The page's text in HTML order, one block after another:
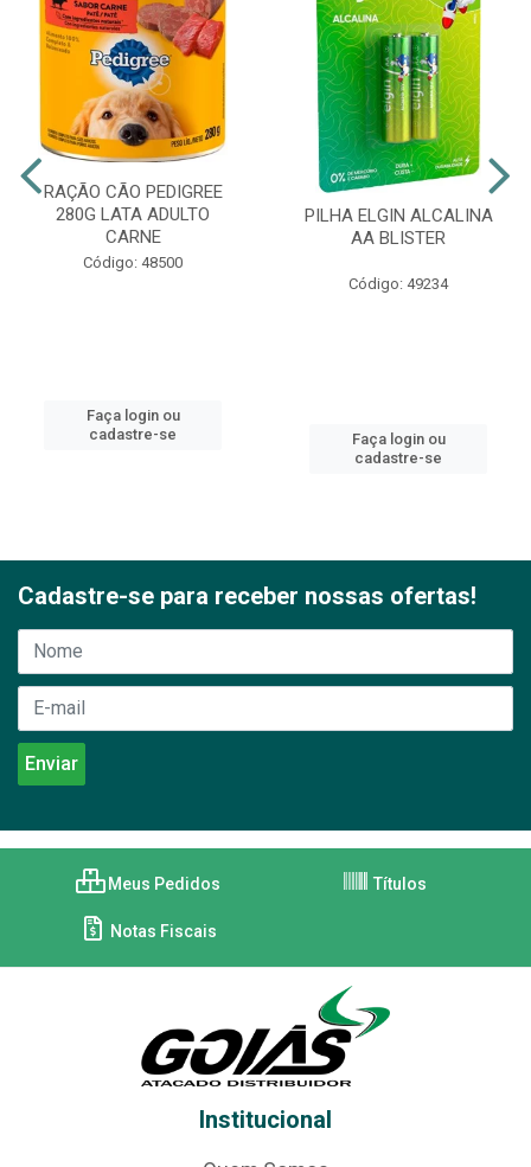
RAÇÃO CÃO PEDIGREE
280G LATA ADULTO
CARNE
Código: 48500
Faça login ou
cadastre-se
PILHA ELGIN ALCALINA
AA BLISTER
Código: 49234
Faça login ou
cadastre-se
Cadastre-se para receber nossas ofertas!
Meus Pedidos Títulos
Notas Fiscais
Institucional